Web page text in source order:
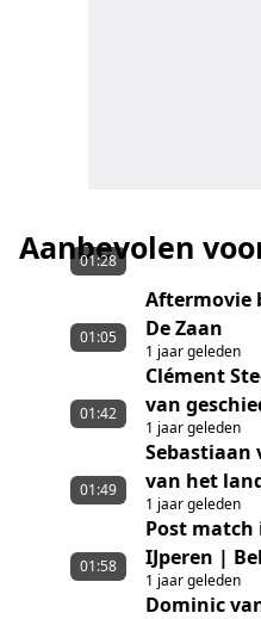
Aanbevolen
01:28
Aftermovie
De Zaan
1 jaar geleden
01:05
Clément
van
1 jaar geleden
01:42
Sebastiaan
van het
1 jaar geleden
01:49
Post
IJperen |
Zaan
1 jaar geleden
01:58
Dominic